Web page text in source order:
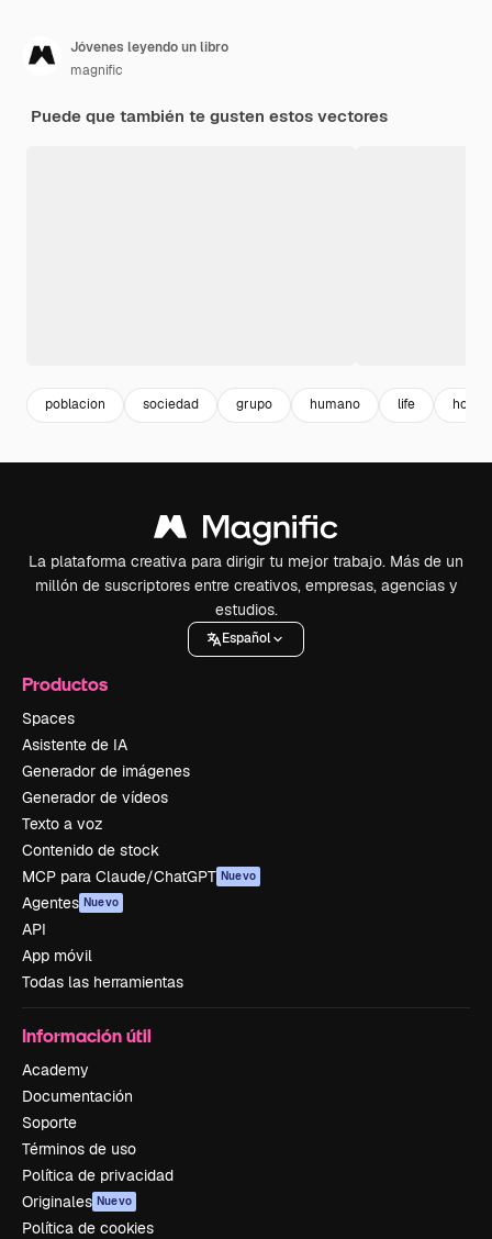
Jóvenes leyendo un libro
magnific
Puede que también te gusten estos vectores
poblacion sociedad grupo humano life
La plataforma creativa para dirigir tu mejor trabajo. Más de un
millón de suscriptores entre creativos, empresas, agencias y
estudios.
Español
Productos
Spaces
Asistente de IA
Generador de imágenes
Generador de vídeos
Texto a voz
Contenido de stock
MCP para Claude/ChatGPT Nuevo
Agentes Nuevo
API
App móvil
Todas las herramientas
Información útil
Academy
Documentación
Soporte
Términos de uso
Política de privacidad
Originales Nuevo
Política de cookies